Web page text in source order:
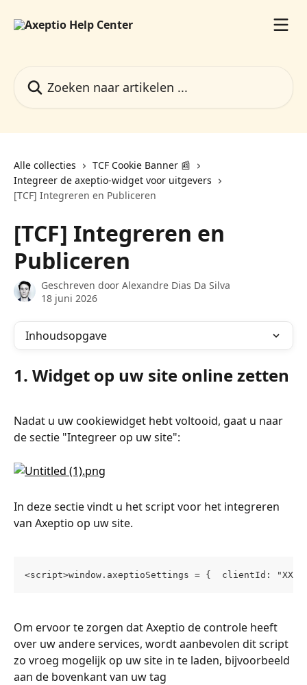
Alle collecties
TCF Cookie Banner 📰
Integreer de axeptio-widget voor uitgevers
[TCF] Integreren en Publiceren
[TCF] Integreren en
Publiceren
Geschreven door Alexandre Dias Da Silva
18 juni 2026
Inhoudsopgave
1. Widget op uw site online zetten
Nadat u uw cookiewidget hebt voltooid, gaat u naar
de sectie "Integreer op uw site":
In deze sectie vindt u het script voor het integreren
van Axeptio op uw site.
<script>window.axeptioSettings = {  clientId:
Om ervoor te zorgen dat Axeptio de controle heeft
over uw andere services, wordt aanbevolen dit script
zo vroeg mogelijk op uw site in te laden, bijvoorbeeld
aan de bovenkant van uw tag